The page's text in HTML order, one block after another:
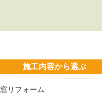
施工内容から選ぶ
窓リフォーム